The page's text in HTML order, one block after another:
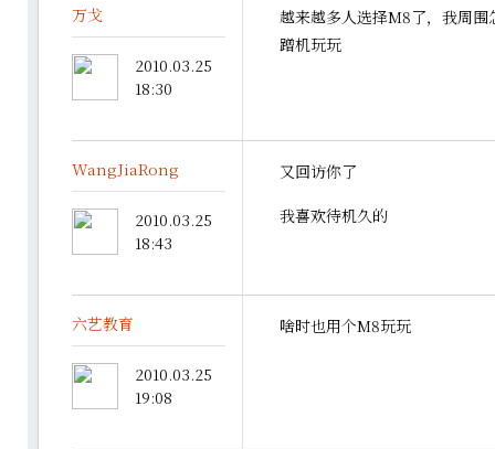
越来越多人选择M8了，我周
蹭机玩玩
万戈
2010.03.25
18:30
又回访你了
我喜欢待机久的
WangJiaRong
2010.03.25
18:43
啥时也用个M8玩玩
六艺教育
2010.03.25
19:08